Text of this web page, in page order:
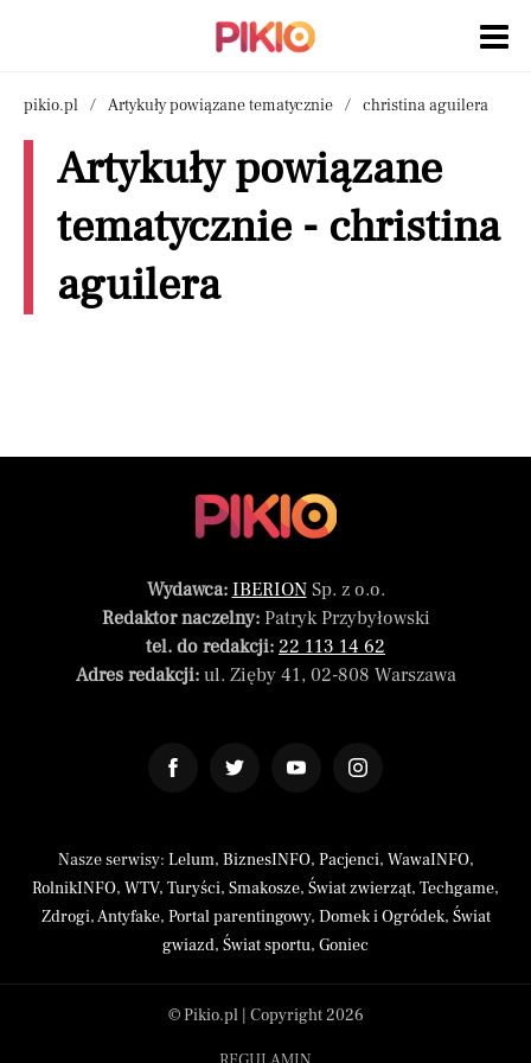
pikio.pl Artykuły powiązane tematycznie christina aguilera
Artykuły powiązane
tematycznie - christina
aguilera
Wydawca: IBERIONSp. z o.o.
Redaktor naczelny:Patryk Przybyłowski
tel. do redakcji: 22 113 14 62
Adres redakcji:ul. Zięby 41, 02-808 Warszawa
Nasze serwisy: Lelum, BiznesINFO, Pacjenci, WawaINFO,
RolnikINFO, WTV, Turyści, Smakosze, Świat zwierząt, Techgame,
Zdrogi,Antyfake, Portal parentingowy, Domek i Ogródek, Świat
gwiazd, Świat sportu, Goniec
© Pikio.pl | Copyright 2026